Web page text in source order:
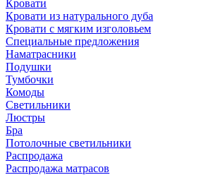
Кровати
Кровати из натурального дуба
Кровати с мягким изголовьем
Специальные предложения
Наматрасники
Подушки
Тумбочки
Комоды
Светильники
Люстры
Бра
Потолочные светильники
Распродажа
Распродажа матрасов